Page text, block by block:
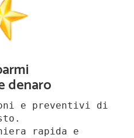
denaro
e preventivi di
rapida e